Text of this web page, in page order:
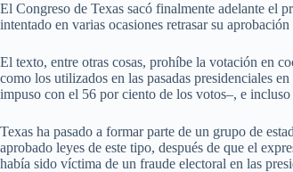
El Congreso de Texas sacó finalmente adelante el
intentado en varias ocasiones retrasar su
El texto, entre otras cosas, prohíbe la votación en
como los utilizados en las pasadas presidenciales
impuso con el 56 por ciento de los votos–, e
Texas ha pasado a formar parte de un grupo de
aprobado leyes de este tipo, después de que el
había sido víctima de un fraude electoral en las